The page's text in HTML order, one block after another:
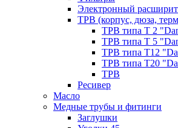
Электронный
ТРВ (корпус, дюза,
ТРВ типа Т 2
ТРВ типа Т 5
ТРВ типа Т12
ТРВ типа Т20
ТРВ
Ресивер
Масло
Медные трубы и фитинги
Заглушки